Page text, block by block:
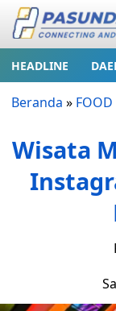
HEADLINE
Beranda » FOOD
Wisata